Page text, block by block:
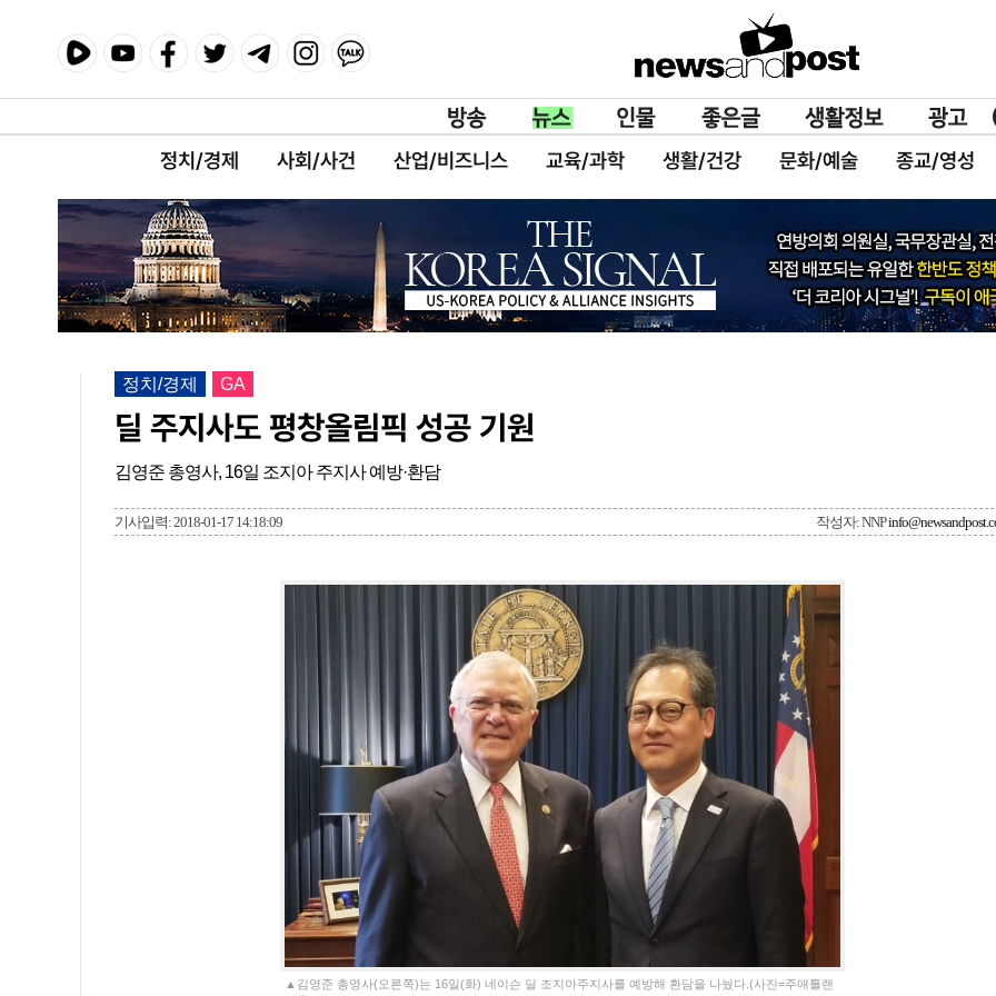
정치/경제 사회/사건 산업/비즈니스 교육/과학 생활/건강 문화/예술 종교/영성
정치/경제 GA
딜 주지사도 평창올림픽 성공 기원
김영준 총영사, 16일 조지아 주지사 예방·환담
기사입력: 2018-01-17 14:18:09 작성자: NNP
▲김영준 총영사(오른쪽)는 16일(화) 네이슨 딜 조지아주지사를 예방해 환담을 나눴다.(사진=주애틀랜